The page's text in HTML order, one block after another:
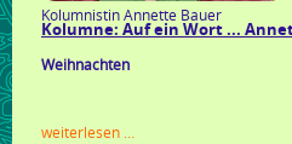
Kolumnistin Annette Bauer
Kolumne: Auf ein Wort ...
Weihnachten
weiterlesen …